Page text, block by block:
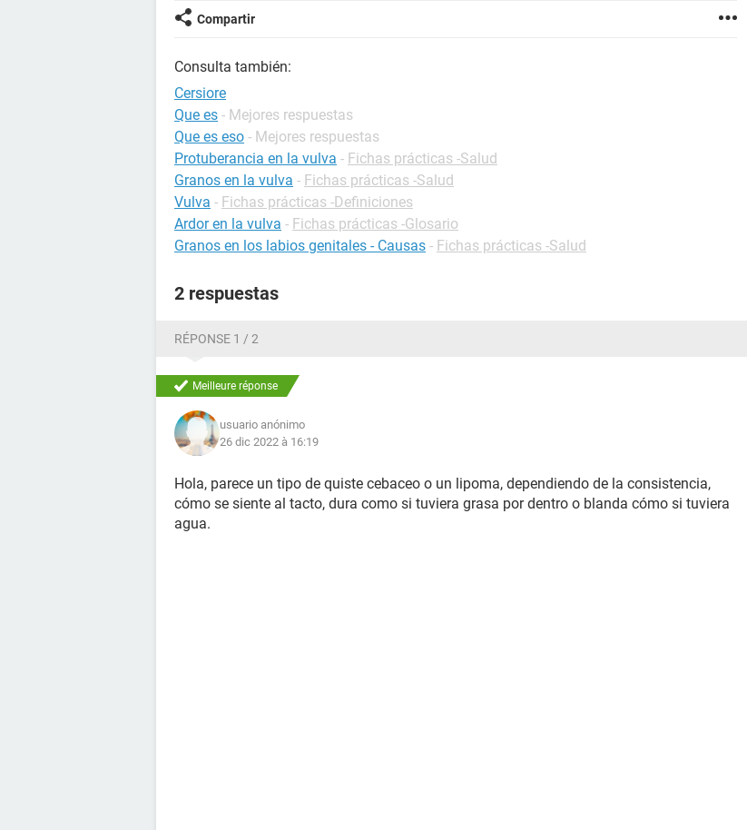
o un grano y quiero saber que es para saber como curarlo porque es muy molesto, así
Compartir
Consulta también:
Cersiore
Que es - Mejores respuestas
Que es eso - Mejores respuestas
Protuberancia en la vulva - Fichas prácticas -Salud
Granos en la vulva - Fichas prácticas -Salud
Vulva - Fichas prácticas -Definiciones
Ardor en la vulva - Fichas prácticas -Glosario
Granos en los labios genitales - Causas - Fichas prácticas -Salud
2 respuestas
RÉPONSE 1 / 2
Meilleure réponse
usuario anónimo
26 dic 2022 à 16:19
Hola, parece un tipo de quiste cebaceo o un lipoma, dependiendo de la consistencia,
cómo se siente al tacto, dura como si tuviera grasa por dentro o blanda cómo si tuviera
agua.